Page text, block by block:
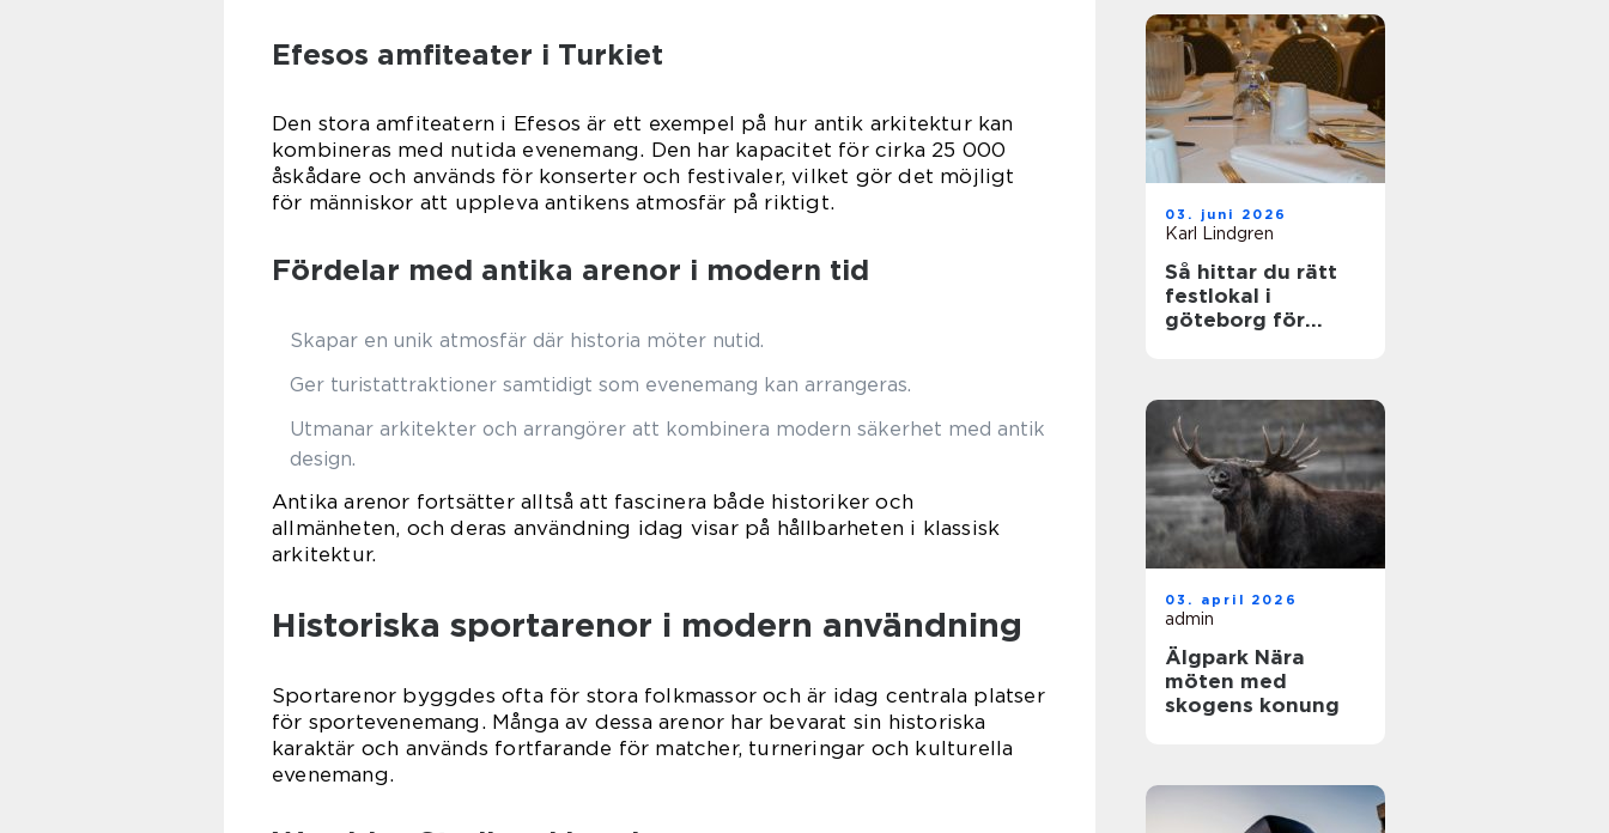
Efesos amfiteater i Turkiet
Den stora amfiteatern i Efesos är ett exempel på hur antik arkitektur kan
kombineras med nutida evenemang. Den har kapacitet för cirka 25 000
åskådare och används för konserter och festivaler, vilket gör det möjligt
för människor att uppleva antikens atmosfär på riktigt.
Fördelar med antika arenor i modern tid
Skapar en unik atmosfär där historia möter nutid.
Ger turistattraktioner samtidigt som evenemang kan arrangeras.
Utmanar arkitekter och arrangörer att kombinera modern säkerhet med antik
design.
Antika arenor fortsätter alltså att fascinera både historiker och
allmänheten, och deras användning idag visar på hållbarheten i klassisk
arkitektur.
Historiska sportarenor i modern användning
Sportarenor byggdes ofta för stora folkmassor och är idag centrala platser
för sportevenemang. Många av dessa arenor har bevarat sin historiska
karaktär och används fortfarande för matcher, turneringar och kulturella
evenemang.
03. juni 2026
Karl Lindgren
Så hittar du rätt
festlokal i
göteborg för
03. april 2026
admin
Älgpark Nära
möten med
skogens konung